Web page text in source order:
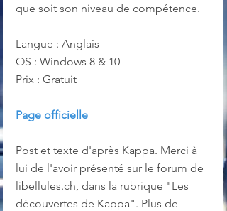
que soit son niveau de compétence.
Langue : Anglais
OS : Windows 8 & 10
Prix : Gratuit
Page officielle
Post et texte d'après Kappa. Merci à
lui de l'avoir présenté sur le forum de
libellules.ch, dans la rubrique "Les
découvertes de Kappa". Plus de